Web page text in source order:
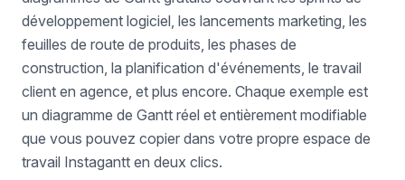
développement logiciel, les lancements marketing, les
feuilles de route de produits, les phases de
construction, la planification d'événements, le travail
client en agence, et plus encore. Chaque exemple est
un diagramme de Gantt réel et entièrement modifiable
que vous pouvez copier dans votre propre espace de
travail Instagantt en deux clics.